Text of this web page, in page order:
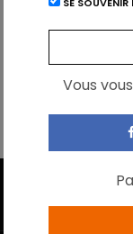
Vous